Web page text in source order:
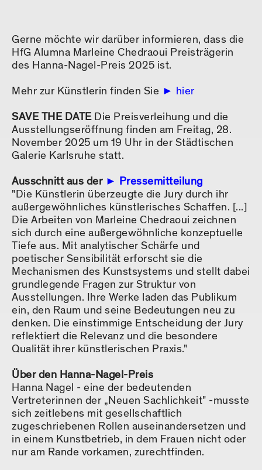
Gerne möchte wir darüber informieren, dass die
HfG Alumna Marleine Chedraoui Preisträgerin
des Hanna-Nagel-Preis 2025 ist.
Mehr zur Künstlerin finden Sie
hier
SAVE THE DATEDie Preisverleihung und die
Ausstellungseröffnung finden am Freitag, 28.
November 2025 um 19 Uhr in der Städtischen
Galerie Karlsruhe statt.
Ausschnitt aus der
Pressemitteilung
"Die Künstlerin überzeugte die Jury durch ihr
außergewöhnliches künstlerisches Schaffen. [...]
Die Arbeiten von Marleine Chedraoui zeichnen
sich durch eine außergewöhnliche konzeptuelle
Tiefe aus. Mit analytischer Schärfe und
poetischer Sensibilität erforscht sie die
Mechanismen des Kunstsystems und stellt dabei
grundlegende Fragen zur Struktur von
Ausstellungen. Ihre Werke laden das Publikum
ein, den Raum und seine Bedeutungen neu zu
denken. Die einstimmige Entscheidung der Jury
reflektiert die Relevanz und die besondere
Qualität ihrer künstlerischen Praxis."
Über den Hanna-Nagel-Preis
Hanna Nagel - eine der bedeutenden
Vertreterinnen der „Neuen Sachlichkeit" -musste
sich zeitlebens mit gesellschaftlich
zugeschriebenen Rollen auseinandersetzen und
in einem Kunstbetrieb, in dem Frauen nicht oder
nur am Rande vorkamen, zurechtfinden.